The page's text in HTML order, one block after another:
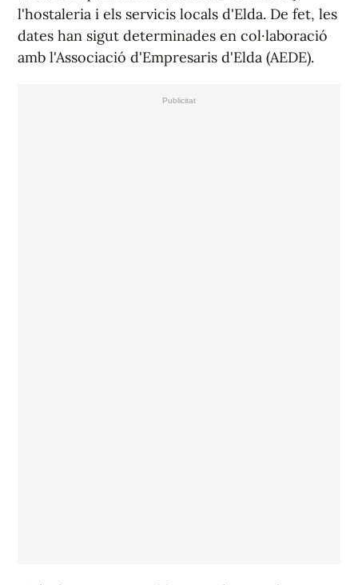
l'hostaleria i els servicis locals d'Elda. De fet, les
dates han sigut determinades en col·laboració
amb l'Associació d'Empresaris d'Elda (AEDE).